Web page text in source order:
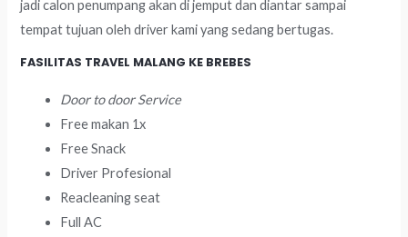
jadi calon penumpang akan di jemput dan diantar sampai
tempat tujuan oleh driver kami yang sedang bertugas.
FASILITAS TRAVEL MALANG KE BREBES
Door to door Service
Free makan 1x
Free Snack
Driver Profesional
Reacleaning seat
Full AC